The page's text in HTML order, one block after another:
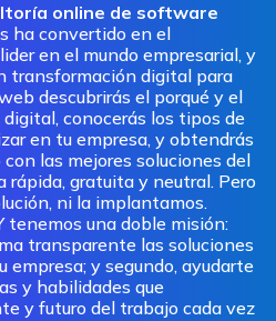
online de software
ha convertido en el
en el mundo empresarial, y
transformación digital para
descubrirás el porqué y el
conocerás los tipos de
en tu empresa, y obtendrás
las mejores soluciones del
rápida, gratuita y neutral. Pero
ni la implantamos.
tenemos una doble misión:
transparente las soluciones
empresa; y segundo, ayudarte
y habilidades que
y futuro del trabajo cada vez